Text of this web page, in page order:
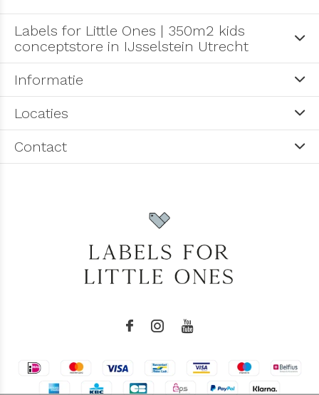
Labels for Little Ones | 350m2 kids
conceptstore in IJsselstein Utrecht
Informatie
Locaties
Contact